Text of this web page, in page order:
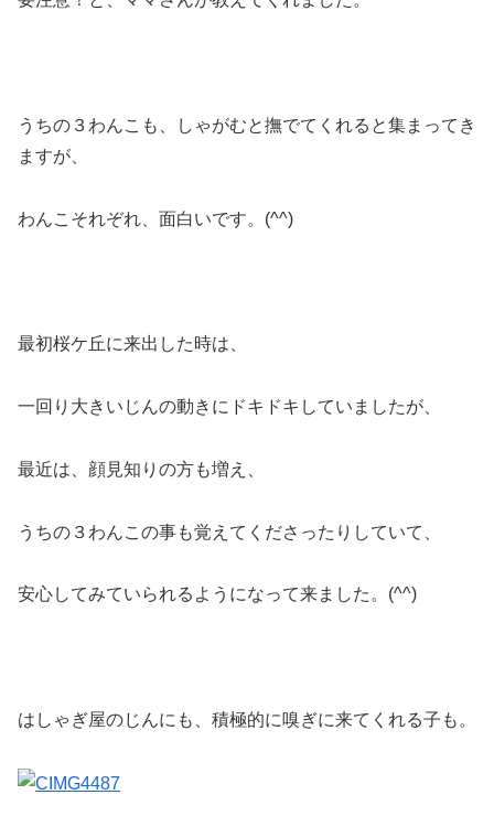
うちの３わんこも、しゃがむと撫でてくれると集まってき
ますが、
わんこそれぞれ、面白いです。(^^)
最初桜ケ丘に来出した時は、
一回り大きいじんの動きにドキドキしていましたが、
最近は、顔見知りの方も増え、
うちの３わんこの事も覚えてくださったりしていて、
安心してみていられるようになって来ました。(^^)
はしゃぎ屋のじんにも、積極的に嗅ぎに来てくれる子も。